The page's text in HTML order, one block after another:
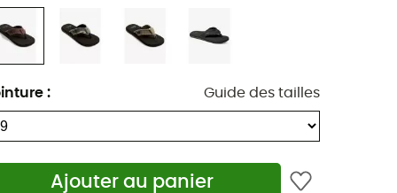
: Guide des tailles
Ajouter au panier